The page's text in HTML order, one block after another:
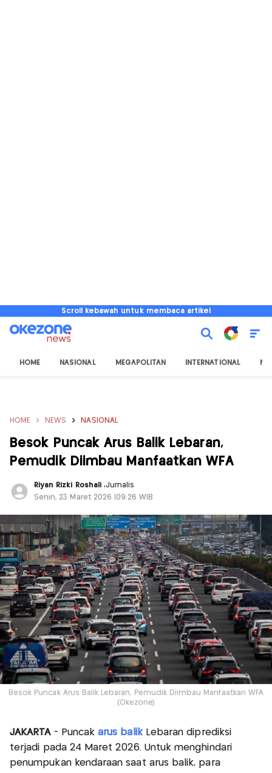
Scroll kebawah untuk membaca artikel
HOME NASIONAL MEGAPOLITAN INTERNATIONAL
HOME NEWS NASIONAL
Besok Puncak Arus Balik Lebaran,
Pemudik Diimbau Manfaatkan WFA
Riyan Rizki Roshali ,Jurnalis
Senin, 23 Maret 2026 |09:26 WIB
Besok Puncak Arus Balik Lebaran, Pemudik Diimbau Manfaatkan WFA
(Okezone)
JAKARTA- Puncakarus balikLebaran diprediksi
terjadi pada 24 Maret 2026. Untuk menghindari
penumpukan kendaraan saat arus balik, para